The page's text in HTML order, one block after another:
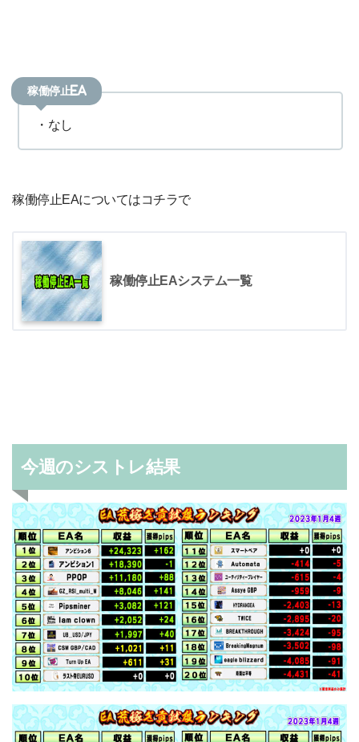
稼働停止EA
・なし
稼働停止EAについてはコチラで
稼働停止EAシステム一覧
今週のシストレ結果